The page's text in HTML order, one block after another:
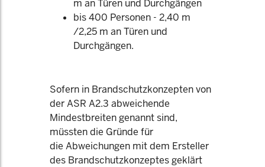
m an Türen und Durchgängen
bis 400 Personen - 2,40 m
/2,25 m an Türen und
Durchgängen.
Sofern in Brandschutzkonzepten von
der ASR A2.3 abweichende
Mindestbreiten genannt sind,
müssten die Gründe für
die Abweichungen mit dem Ersteller
des Brandschutzkonzeptes geklärt